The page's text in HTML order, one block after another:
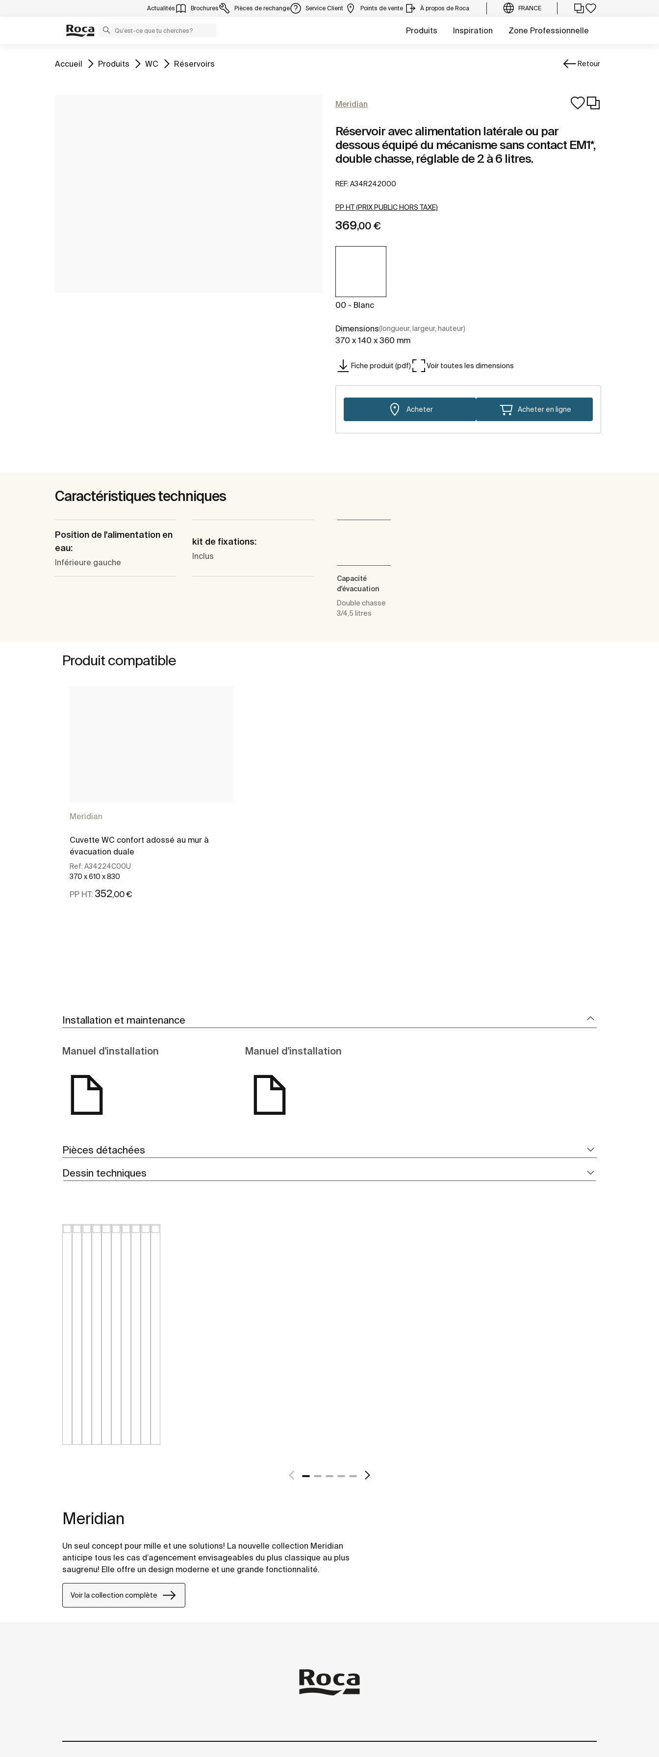
Actualités Brochures Pièces de rechange Service Client Points de vente À propos de Roca FRANCE
Produits Inspiration Zone Professionnelle
Aller à
Accueil Aller à
Produits Aller à
WC Aller à
Réservoirs Retour
Meridian
Réservoir avec alimentation latérale ou par
dessous équipé du mécanisme sans contact EM1*,
double chasse, réglable de 2 à 6 litres.
REF: A34R242000
PP HT (PRIX PUBLIC HORS TAXE)
369,00 €
00 - Blanc
Dimensions(longueur, largeur, hauteur)
370 x 140 x 360 mm
Fiche produit (pdf) Voir toutes les dimensions
Acheter Acheter en ligne
Caractéristiques techniques
Position de l'alimentation en
eau:
Inférieure gauche
kit de fixations:
Inclus
Capacité
d'évacuation
Double chasse
3/4,5 litres
Produit compatible
Meridian
Cuvette WC confort adossé au mur à
évacuation duale
Ref: A34224C00U
370 x 610 x 830
PP HT: 352,00 €
Installation et maintenance
Manuel d'installation Manuel d'installation
Pièces détachées
Dessin techniques
Meridian
Un seul concept pour mille et une solutions! La nouvelle collection Meridian
anticipe tous les cas d’agencement envisageables du plus classique au plus
saugrenu! Elle offre un design moderne et une grande fonctionnalité.
Voir la collection complète